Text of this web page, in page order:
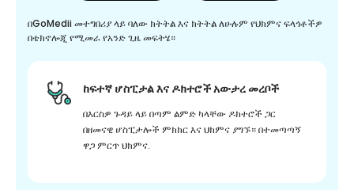
በGoMedii መተግበሪያ ላይ ባለው ክትትል እና ክትትል ለሁሉም የህክምና ፍላጎቶችዎ
በቴክኖሎጂ የሚመራ የአንድ ጊዜ መፍትሄ።
ከፍተኛ ሆስፒታል እና ዶክተሮች አውታረ መረቦች
በእርስዎ ጉዳይ ላይ በጣም ልምድ ካላቸው ዶክተሮች ጋር
በዘመናዊ ሆስፒታሎች ምክክር እና ህክምና ያግኙ። በተመጣጣኝ
ዋጋ ምርጥ ህክምና.